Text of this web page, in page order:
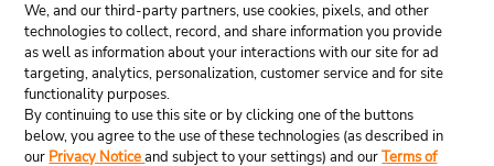
We, and our third-party partners, use cookies, pixels, and other
technologies to collect, record, and share information you provide
as well as information about your interactions with our site for ad
targeting, analytics, personalization, customer service and for site
functionality purposes.
By continuing to use this site or by clicking one of the buttons
below, you agree to the use of these technologies (as described in
our Privacy Noticeand subject to your settings) and ourTerms of